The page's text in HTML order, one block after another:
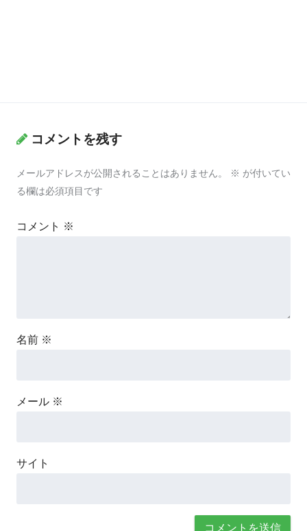
コメントを残す
メールアドレスが公開されることはありません。 ※ が付いてい
る欄は必須項目です
コメント ※
名前 ※
メール ※
サイト